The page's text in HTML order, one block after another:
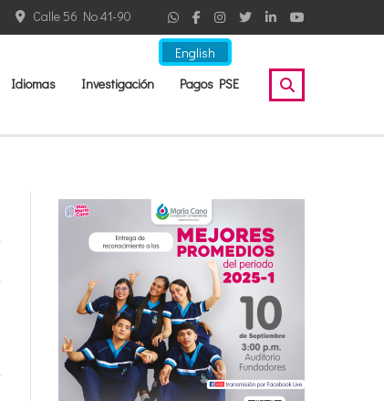
English
Calle 56 No 41-90
Idiomas Investigación Pagos PSE